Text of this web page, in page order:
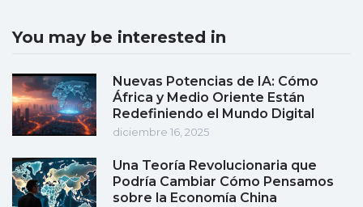
You may be interested in
Nuevas Potencias de IA: Cómo
África y Medio Oriente Están
Redefiniendo el Mundo Digital
diciembre 16, 2025
Una Teoría Revolucionaria que
Podría Cambiar Cómo Pensamos
sobre la Economía China